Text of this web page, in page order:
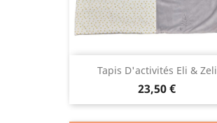
Tapis D'activités Eli & Zeli
23,50 €